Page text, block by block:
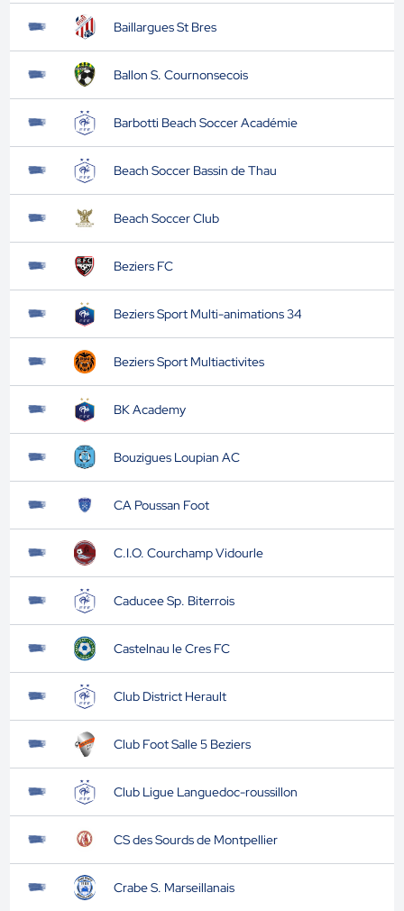
Baillargues St Bres
Ballon S. Cournonsecois
Barbotti Beach Soccer Académie
Beach Soccer Bassin de Thau
Beach Soccer Club
Beziers FC
Beziers Sport Multi-animations 34
Beziers Sport Multiactivites
BK Academy
Bouzigues Loupian AC
CA Poussan Foot
C.I.O. Courchamp Vidourle
Caducee Sp. Biterrois
Castelnau le Cres FC
Club District Herault
Club Foot Salle 5 Beziers
Club Ligue Languedoc-roussillon
CS des Sourds de Montpellier
Crabe S. Marseillanais